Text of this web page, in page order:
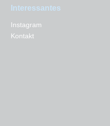
Interessantes
Instagram
Kontakt